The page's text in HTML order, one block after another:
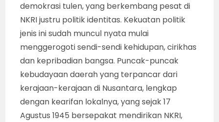
demokrasi tulen, yang berkembang pesat di
NKRI justru politik identitas. Kekuatan politik
jenis ini sudah muncul nyata mulai
menggerogoti sendi-sendi kehidupan, cirikhas
dan kepribadian bangsa. Puncak-puncak
kebudayaan daerah yang terpancar dari
kerajaan-kerajaan di Nusantara, lengkap
dengan kearifan lokalnya, yang sejak 17
Agustus 1945 bersepakat mendirikan NKRI,